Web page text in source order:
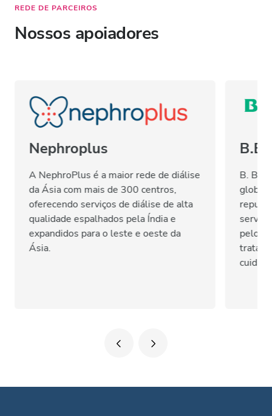
REDE DE PARCEIROS
Nossos apoiadores
Nephroplus
A NephroPlus é a maior rede de diálise
da Ásia com mais de 300 centros,
oferecendo serviços de diálise de alta
qualidade espalhados pela Índia e
expandidos para o leste e oeste da
Ásia.
B.
pelo